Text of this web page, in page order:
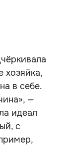
хозяйка,
в себе.
—
идеал
с